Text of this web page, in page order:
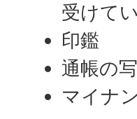
受けて
印鑑
通帳の
マイナ